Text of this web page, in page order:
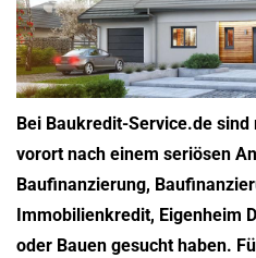
Bei Baukredit-Service.de
vorort nach einem seriösen
Baufinanzierung,
Immobilienkredit, Eigenheim
oder Bauen gesucht haben.